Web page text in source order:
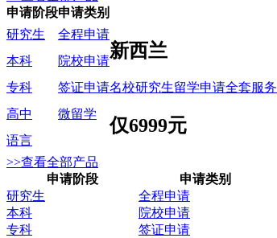
申请阶段申请类别
研究生
全程申请
新西兰
名校研究生留学申请全套服务
仅6999元
本科
院校申请
专科
签证申请
高中
微留学
语言
>>查看全部产品
申请阶段
申请类别
研究生
全程申请
本科
院校申请
专科
签证申请